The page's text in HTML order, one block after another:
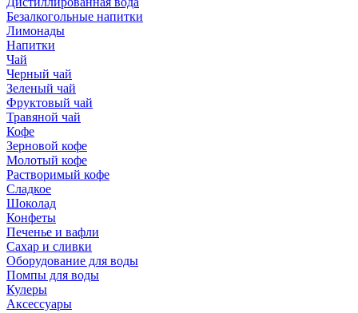
Безалкогольные напитки
Лимонады
Напитки
Чай
Черный чай
Зеленый чай
Фруктовый чай
Травяной чай
Кофе
Зерновой кофе
Молотый кофе
Растворимый кофе
Сладкое
Шоколад
Конфеты
Печенье и вафли
Сахар и сливки
Оборудование для воды
Помпы для воды
Кулеры
Аксессуары